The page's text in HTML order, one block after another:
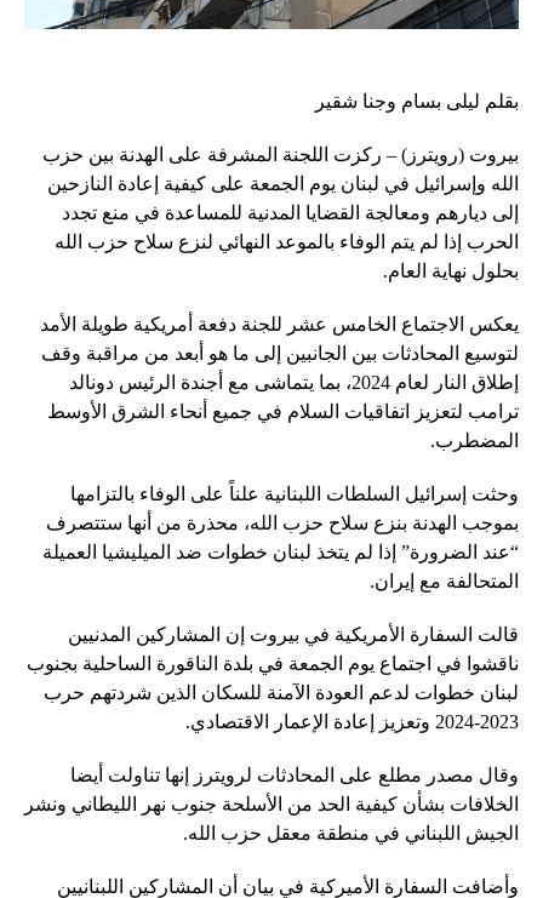
بقلم ليلى بسام وجنا شقير
بيروت (رويترز) – ركزت اللجنة المشرفة على الهدنة بين حزب
الله وإسرائيل في لبنان يوم الجمعة على كيفية إعادة النازحين
إلى ديارهم ومعالجة القضايا المدنية للمساعدة في منع تجدد
الحرب إذا لم يتم الوفاء بالموعد النهائي لنزع سلاح حزب الله
بحلول نهاية العام.
يعكس الاجتماع الخامس عشر للجنة دفعة أمريكية طويلة الأمد
لتوسيع المحادثات بين الجانبين إلى ما هو أبعد من مراقبة وقف
إطلاق النار لعام 2024، بما يتماشى مع أجندة الرئيس دونالد
ترامب لتعزيز اتفاقيات السلام في جميع أنحاء الشرق الأوسط
المضطرب.
وحثت إسرائيل السلطات اللبنانية علناً على الوفاء بالتزامها
بموجب الهدنة بنزع سلاح حزب الله، محذرة من أنها ستتصرف
“عند الضرورة” إذا لم يتخذ لبنان خطوات ضد الميليشيا العميلة
المتحالفة مع إيران.
قالت السفارة الأمريكية في بيروت إن المشاركين المدنيين
ناقشوا في اجتماع يوم الجمعة في بلدة الناقورة الساحلية بجنوب
لبنان خطوات لدعم العودة الآمنة للسكان الذين شردتهم حرب
2023-2024 وتعزيز إعادة الإعمار الاقتصادي.
وقال مصدر مطلع على المحادثات لرويترز إنها تناولت أيضا
الخلافات بشأن كيفية الحد من الأسلحة جنوب نهر الليطاني ونشر
الجيش اللبناني في منطقة معقل حزب الله.
وأضافت السفارة الأميركية في بيان أن المشاركين اللبنانيين